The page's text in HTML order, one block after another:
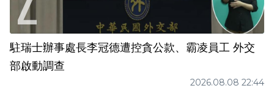
駐瑞士辦事處長李冠德遭控貪公款、霸凌員工 外交
部啟動調查
2026.08.08 22:44